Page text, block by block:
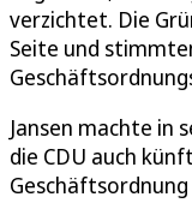
verzichtet. Die
Seite und
Jansen machte in
die CDU auch